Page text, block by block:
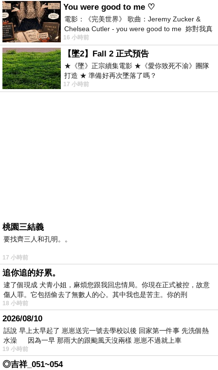
You were good to me ♡
電影：《完美世界》 歌曲：Jeremy Zucker &
Chelsea Cutler - you were good to me 妳對我真
好 因
16 小時前
【墜2】Fall 2 正式預告
★《墜》正宗續集電影 ★《愛你致死不渝》團隊
打造 ★ 準備好再次墜落了嗎？
17 小時前
桃園三結義
要找齊三人和孔明。。
17 小時前
追你追的好累。
逮了個現成 犬青小姐，麻煩您跟我回忠情局。你現在正式被控，故意
傷人罪。它包括偷去了無數人的心。其中我也是苦主。你的刑
18 小時前
2026/08/10
話說 早上太早起了 崽崽送完一號去學校以後 回家第一件事 先洗個熱
水澡 因為一早 那雨大的跟颱風天沒兩樣 崽崽不過就上車
19 小時前
◎吉祥_051~054